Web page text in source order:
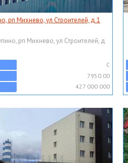
рп Михнево, ул Строителей, д 1
рп Михнево, ул Строителей, д
C
7950.00
427 000 000